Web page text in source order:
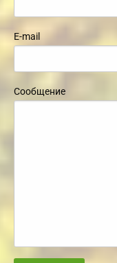
E-mail
Сообщение